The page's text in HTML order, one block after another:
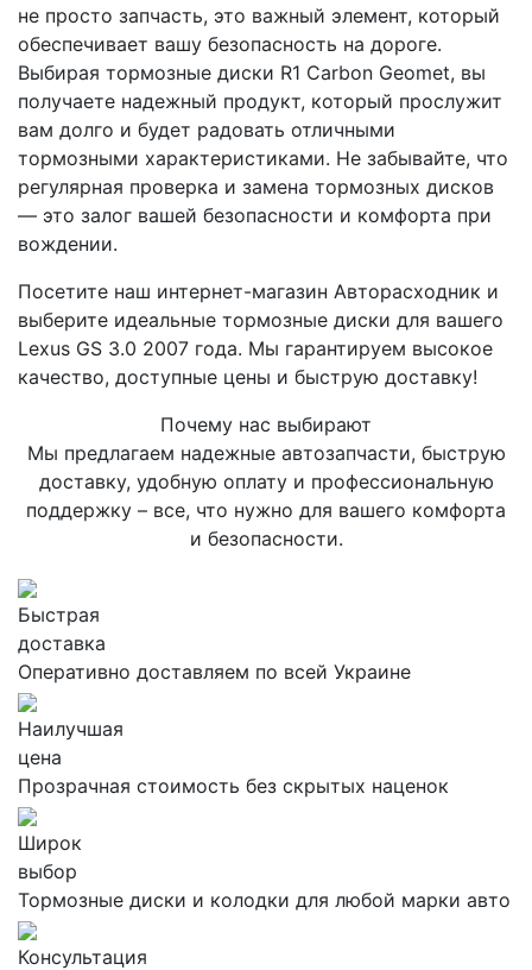
не просто запчасть, это важный элемент, который
обеспечивает вашу безопасность на дороге.
Выбирая тормозные диски R1 Carbon Geomet, вы
получаете надежный продукт, который прослужит
вам долго и будет радовать отличными
тормозными характеристиками. Не забывайте, что
регулярная проверка и замена тормозных дисков
— это залог вашей безопасности и комфорта при
вождении.
Посетите наш интернет-магазин Авторасходник и
выберите идеальные тормозные диски для вашего
Lexus GS 3.0 2007 года. Мы гарантируем высокое
качество, доступные цены и быструю доставку!
Почему нас выбирают
Мы предлагаем надежные автозапчасти, быструю
доставку, удобную оплату и профессиональную
поддержку – все, что нужно для вашего комфорта
и безопасности.
Быстрая
доставка
Оперативно доставляем по всей Украине
Наилучшая
цена
Прозрачная стоимость без скрытых наценок
Широк
выбор
Тормозные диски и колодки для любой марки авто
Консультация